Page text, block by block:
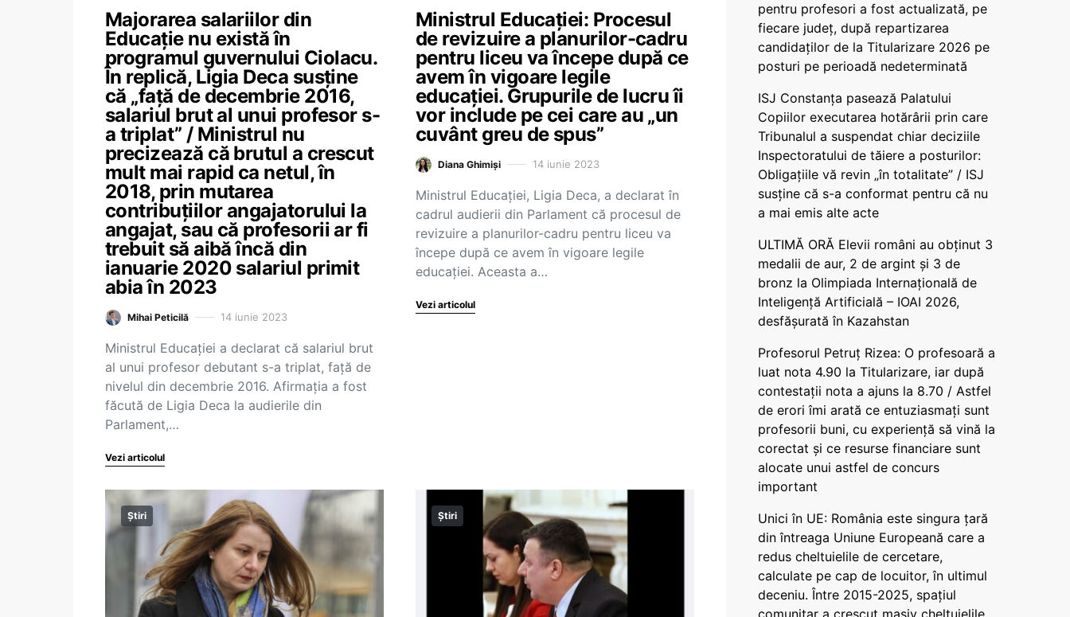
Majorarea salariilor din
Educație nu există în
programul guvernului Ciolacu.
În replică, Ligia Deca susține
că „față de decembrie 2016,
salariul brut al unui profesor s-
a triplat” / Ministrul nu
precizează că brutul a crescut
mult mai rapid ca netul, în
2018, prin mutarea
contribuțiilor angajatorului la
angajat, sau că profesorii ar fi
trebuit să aibă încă din
ianuarie 2020 salariul primit
abia în 2023
Mihai Peticilă 14 iunie 2023
Ministrul Educației a declarat că salariul brut
al unui profesor debutant s-a triplat, față de
nivelul din decembrie 2016. Afirmația a fost
făcută de Ligia Deca la audierile din
Parlament,…
Vezi articolul
Ministrul Educației: Procesul
de revizuire a planurilor-cadru
pentru liceu va începe după ce
avem în vigoare legile
educației. Grupurile de lucru îi
vor include pe cei care au „un
cuvânt greu de spus”
Diana Ghimiși 14 iunie 2023
Ministrul Educației, Ligia Deca, a declarat în
cadrul audierii din Parlament că procesul de
revizuire a planurilor-cadru pentru liceu va
începe după ce avem în vigoare legile
educației. Aceasta a…
Vezi articolul
Știri Știri
pentru profesori a fost actualizată, pe
fiecare județ, după repartizarea
candidaților de la Titularizare 2026 pe
posturi pe perioadă nedeterminată
ISJ Constanța pasează Palatului
Copiilor executarea hotărârii prin care
Tribunalul a suspendat chiar deciziile
Inspectoratului de tăiere a posturilor:
Obligațiile vă revin „în totalitate” / ISJ
susține că s-a conformat pentru că nu
a mai emis alte acte
ULTIMĂ ORĂ Elevii români au obținut 3
medalii de aur, 2 de argint și 3 de
bronz la Olimpiada Internațională de
Inteligență Artificială – IOAI 2026,
desfășurată în Kazahstan
Profesorul Petruț Rizea: O profesoară a
luat nota 4.90 la Titularizare, iar după
contestații nota a ajuns la 8.70 / Astfel
de erori îmi arată ce entuziasmați sunt
profesorii buni, cu experiență să vină la
corectat și ce resurse financiare sunt
alocate unui astfel de concurs
important
Unici în UE: România este singura țară
din întreaga Uniune Europeană care a
redus cheltuielile de cercetare,
calculate pe cap de locuitor, în ultimul
deceniu. Între 2015-2025, spațiul
comunitar a crescut masiv cheltuielile